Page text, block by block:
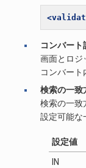
コンバー
画面とロジ
コンバート
検索の一
検索の一致
設定可能な
設定値
IN